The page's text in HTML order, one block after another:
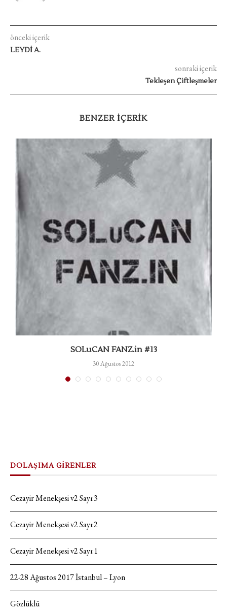
önceki içerik
LEYDİ A.
sonraki içerik
Tekleşen Çiftleşmeler
BENZER IÇERIK
SOLuCAN FANZ.in #13
30 Ağustos 2012
DOLAŞIMA GİRENLER
Cezayir Menekşesi v2 Sayı:3
Cezayir Menekşesi v2 Sayı:2
Cezayir Menekşesi v2 Sayı:1
22-28 Ağustos 2017 İstanbul – Lyon
Gözlüklü